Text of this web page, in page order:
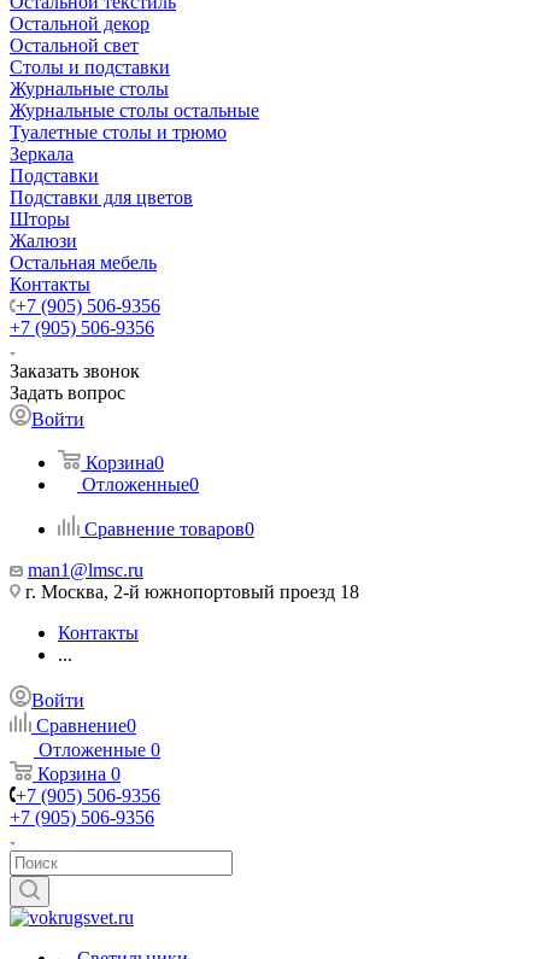
Остальной декор
Остальной свет
Столы и подставки
Журнальные столы
Журнальные столы остальные
Туалетные столы и трюмо
Зеркала
Подставки
Подставки для цветов
Шторы
Жалюзи
Остальная мебель
Контакты
+7 (905) 506-9356
+7 (905) 506-9356
Заказать звонок
Задать вопрос
Войти
Корзина0
Отложенные0
Сравнение товаров0
man1@lmsc.ru
г. Москва, 2-й южнопортовый проезд 18
Контакты
...
Войти
Сравнение0
Отложенные 0
Корзина 0
+7 (905) 506-9356
+7 (905) 506-9356